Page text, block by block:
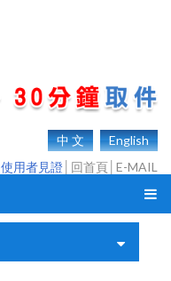
中 文
English
使用者見證 回首頁 E-MAIL